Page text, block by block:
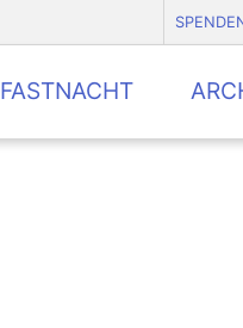
FASTNACHT